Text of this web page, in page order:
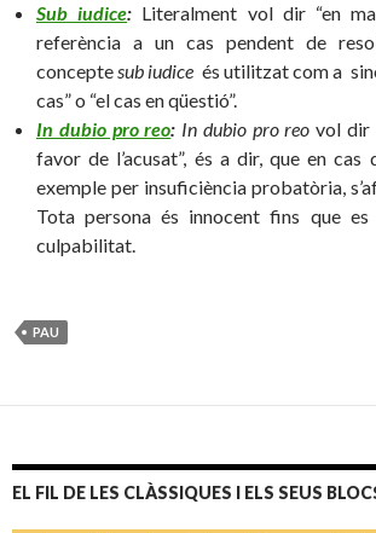
Sub iudice: Literalment vol dir “en
referència a un cas pendent de
conceptesub iudice és utilitzat com a
cas” o “el cas en qüestió”.
In dubio pro reo: In dubio pro reovol dir
favor de l’acusat”, és a dir, que en
exemple per insuficiència probatòria,
Tota persona és innocent fins que
culpabilitat.
PAU
EL FIL DE LES CLÀSSIQUES I ELS SEUS